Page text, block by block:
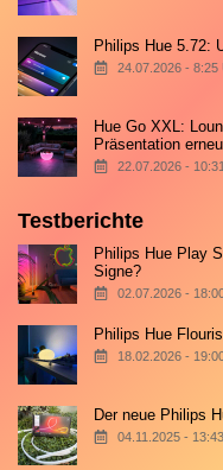
Philips Hue 5.72:
24.07.2026 - 8:25
Hue Go XXL:
Präsentation
22.07.2026 -
Testberichte
Philips Hue Play
Signe?
02.07.2026 -
Philips Hue
18.02.2026 -
Der neue Philips
04.11.2025 -